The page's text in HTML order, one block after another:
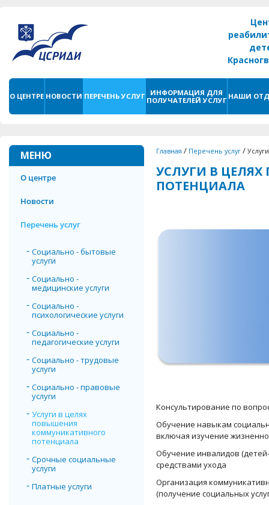
О ЦЕНТРЕ НОВОСТИ ПЕРЕЧЕНЬ УСЛУГ
ИНФОРМАЦИЯ ДЛЯ
ПОЛУЧАТЕЛЕЙ УСЛУГ НАШИ
МЕНЮ
О центре
Новости
Перечень услуг
Социально - бытовые
услуги
Социально -
медицинские услуги
Социально -
психологические услуги
Социально -
педагогические услуги
Социально - трудовые
услуги
Социально - правовые
услуги
Услуги в целях
повышения
коммуникативного
потенциала
Срочные социальные
услуги
Платные услуги
Главная / Перечень услуг /
УСЛУГИ В
ПОТЕНЦИАЛА
Консультирование по
Обучение навыкам
включая изучение
Обучение инвалидов
средствами ухода
Организация
(получение социальных